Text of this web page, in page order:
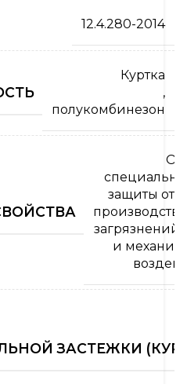
12.4.280-2014
Куртка
,
полукомбинезон
защиты от
загрязнений
и
ЗАСТЕЖКИ